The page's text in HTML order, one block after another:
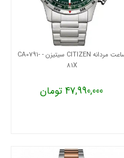
ساعت مردانه CITIZEN سیتیزن - CA0791-
81X
47,990,000 تومان